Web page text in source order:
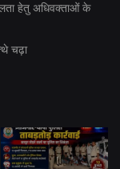
हेतु अधिवक्ताओं के
चढ़ा